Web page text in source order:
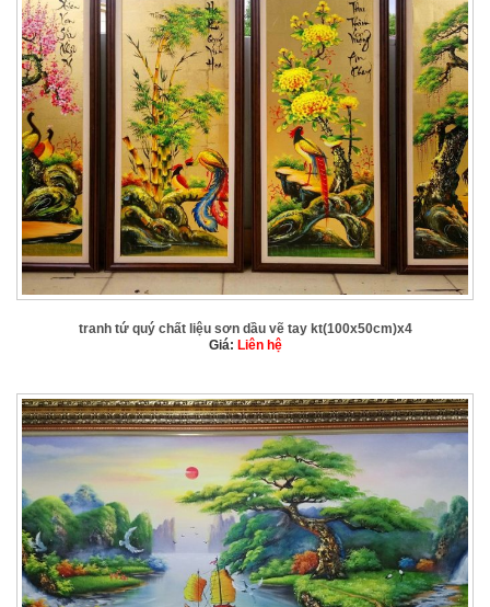
tranh tứ quý chất liệu sơn dầu vẽ tay kt(100x50cm)x4
Giá: Liên hệ